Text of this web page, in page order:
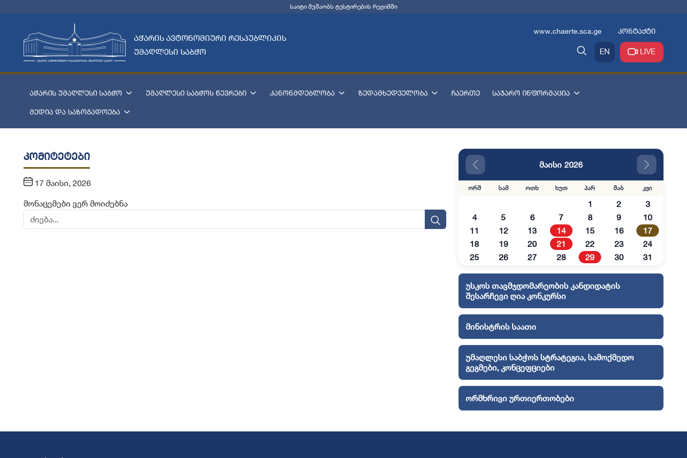
საიტი მუშაობს ტესტირების რეჟიმში
აჭარის ავტონომიური რესპუბლიკის
უმაღლესი საბჭო
www.chaerte.sca.ge კონტაქტი
EN LIVE
აჭარის უმაღლესი საბჭო უმაღლესი საბჭოს წევრები კანონმდებლობა ზედამხედველობა ჩაერთე საჯარო ინფორმაცია
მედია და საზოგადოება
კომიტეტები
17 მაისი, 2026
მონაცემები ვერ მოიძებნა
მაისი 2026
ორშ სამ ოთხ ხუთ პარ შაბ კვი
1 2
3
4
5 6 7 8 9
10
11
12 13 14 15 16
17
18
19 20 21 22 23
24
25
26 27 28 29 30 31
უსკოს თავმჯდომარეობის კანდიდატის
შესარჩევი ღია კონკურსი
მინისტრის საათი
უმაღლესი საბჭოს სტრატეგია, სამოქმედო
გეგმები, კონცეფციები
ორმხრივი ურთიერთობები